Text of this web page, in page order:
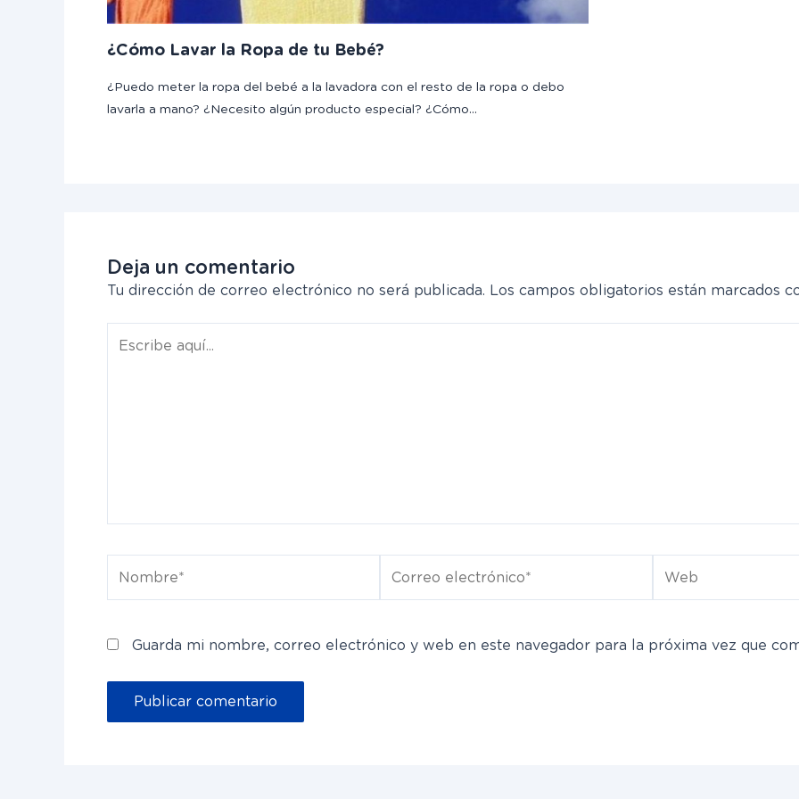
¿Cómo Lavar la Ropa de tu Bebé?
¿Puedo meter la ropa del bebé a la lavadora con el resto de la ropa o debo
lavarla a mano? ¿Necesito algún producto especial? ¿Cómo…
Deja un comentario
Tu dirección de correo electrónico no será publicada. Los campos obligatorios están marcados
aquí...
electrónico*
Guarda mi nombre, correo electrónico y web en este navegador para la próxima vez que